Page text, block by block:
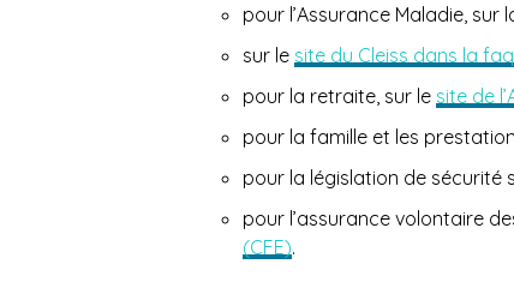
pour l’Assurance Maladie, sur
sur le site du Cleiss dans la
pour la retraite, sur le site de
pour la famille et les
pour la législation de sécurité
pour l’assurance volontaire
(CFE).